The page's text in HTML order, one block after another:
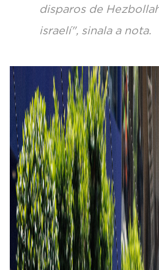
disparos de
israelí", sinala a nota.